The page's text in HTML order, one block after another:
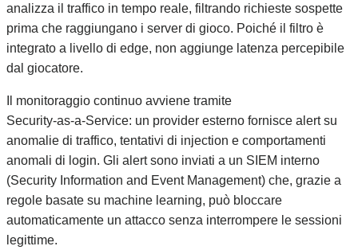
analizza il traffico in tempo reale, filtrando richieste sospette
prima che raggiungano i server di gioco. Poiché il filtro è
integrato a livello di edge, non aggiunge latenza percepibile
dal giocatore.
Il monitoraggio continuo avviene tramite
Security‑as‑a‑Service: un provider esterno fornisce alert su
anomalie di traffico, tentativi di injection e comportamenti
anomali di login. Gli alert sono inviati a un SIEM interno
(Security Information and Event Management) che, grazie a
regole basate su machine learning, può bloccare
automaticamente un attacco senza interrompere le sessioni
legittime.